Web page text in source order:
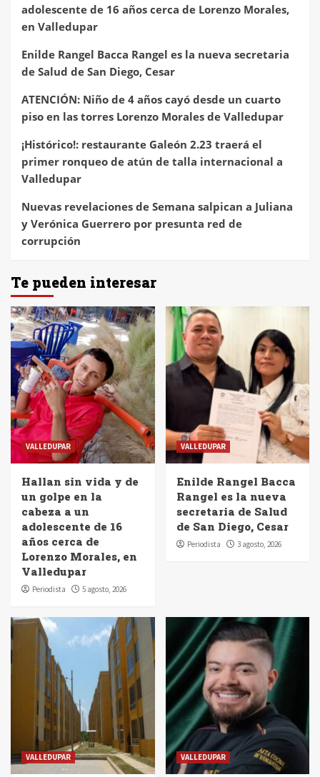
adolescente de 16 años cerca de Lorenzo Morales,
en Valledupar
Enilde Rangel Bacca Rangel es la nueva secretaria
de Salud de San Diego, Cesar
ATENCIÓN: Niño de 4 años cayó desde un cuarto
piso en las torres Lorenzo Morales de Valledupar
¡Histórico!: restaurante Galeón 2.23 traerá el
primer ronqueo de atún de talla internacional a
Valledupar
Nuevas revelaciones de Semana salpican a Juliana
y Verónica Guerrero por presunta red de
corrupción
Te pueden interesar
VALLEDUPAR
Hallan sin vida y de
un golpe en la
cabeza a un
adolescente de 16
años cerca de
Lorenzo Morales, en
Valledupar
Periodista 5 agosto, 2026
VALLEDUPAR
Enilde Rangel Bacca
Rangel es la nueva
secretaria de Salud
de San Diego, Cesar
Periodista 3 agosto, 2026
VALLEDUPAR VALLEDUPAR